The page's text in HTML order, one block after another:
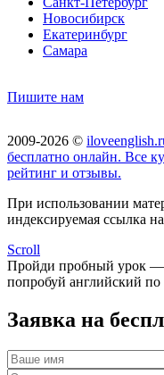
Новосибирск
Екатеринбург
Самара
Пишите нам
2009-2026 ©
бесплатно онлайн. Все
рейтинг и отзывы.
При использовании
индексируемая ссылка
Scroll
Пройди пробный урок —
попробуй английский
Заявка на